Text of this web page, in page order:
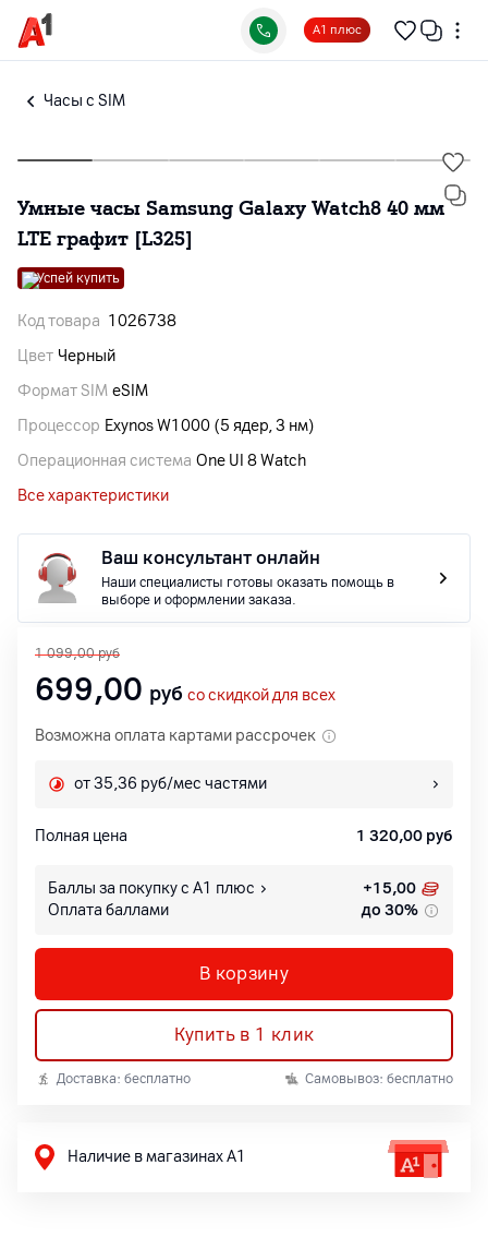
А1 плюс
Часы с SIM
Умные часы Samsung Galaxy Watch8 40 мм
LTE графит [L325]
Успей купить
Код товара 1026738
Цвет Черный
Формат SIM eSIM
Процессор Exynos W1000 (5 ядер, 3 нм)
Операционная система One UI 8 Watch
Все характеристики
Ваш консультант онлайн
Наши специалисты готовы оказать помощь в
выборе и оформлении заказа.
1 099,00 руб
699,00 руб со скидкой для всех
Возможна оплата картами рассрочек
от 35,36 руб/мес частями
Полная цена 1 320,00 руб
Баллы за покупку с А1 плюс +15,00
Оплата баллами
до 30%
В корзину
Купить в 1 клик
Доставка: бесплатно Самовывоз: бесплатно
Наличие в магазинах А1